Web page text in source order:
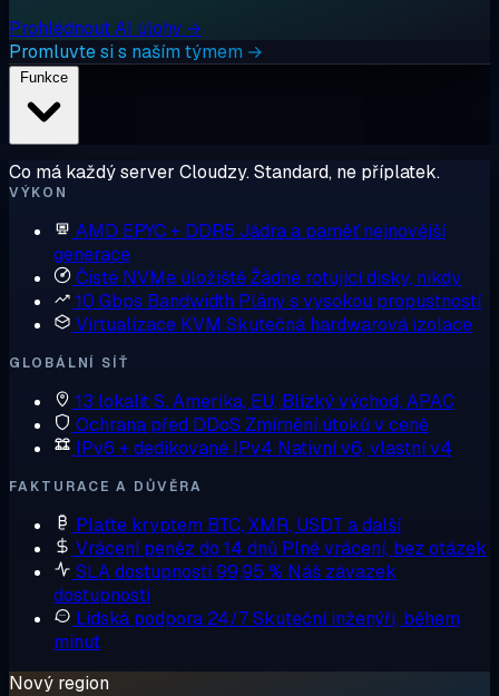
Prohlédnout AI úlohy →
Promluvte si s naším týmem →
Co má každý server Cloudzy. Standard, ne příplatek.
VÝKON
AMD EPYC + DDR5 Jádra a paměť nejnovější
generace
Čisté NVMe úložištěŽádné rotující disky, nikdy
10 Gbps Bandwidth Plány s vysokou propustností
Virtualizace KVM Skutečná hardwarová izolace
GLOBÁLNÍ SÍŤ
13 lokalitS. Amerika, EU, Blízký východ, APAC
Ochrana před DDoS Zmírnění útoků v ceně
IPv6 + dedikované IPv4 Nativní v6, vlastní v4
FAKTURACE A DŮVĚRA
Plaťte kryptem BTC, XMR, USDT a další
Vrácení peněz do 14 dnů Plné vrácení, bez otázek
SLA dostupnosti 99,95 % Náš závazek
dostupnosti
Lidská podpora 24/7Skuteční inženýři, během
minut
Nový region